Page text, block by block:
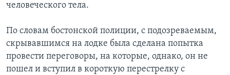
человеческого тела.
По словам бостонской полиции, с подозреваемым,
скрывавшимся на лодке была сделана попытка
провести переговоры, на которые, однако, он не
пошел и вступил в короткую перестрелку с